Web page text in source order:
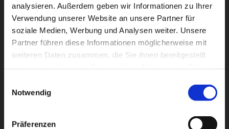
analysieren. Außerdem geben wir Informationen zu Ihrer
Verwendung unserer Website an unsere Partner für
soziale Medien, Werbung und Analysen weiter. Unsere
Partner führen diese Informationen möglicherweise mit
weiteren Daten zusammen, die Sie ihnen bereitgestellt
Notwendig
Präferenzen
Dies könnte Sie auch
interessieren